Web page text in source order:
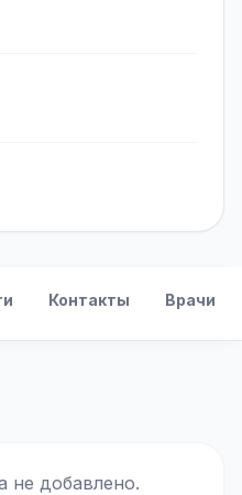
Контакты Врачи
не добавлено.